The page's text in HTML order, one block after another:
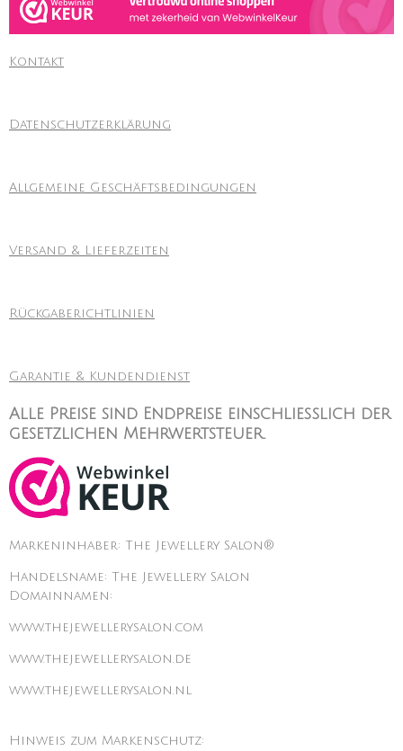
Kontakt
Datenschutzerklärung
Allgemeine Geschäftsbedingungen
Versand & Lieferzeiten
Rückgaberichtlinien
Garantie & Kundendienst
Alle Preise sind Endpreise einschließlich der
gesetzlichen Mehrwertsteuer.
Markeninhaber: The Jewellery Salon®
Handelsname: The Jewellery Salon
Domainnamen:
www.thejewellerysalon.com
www.thejewellerysalon.de
www.thejewellerysalon.nl
Hinweis zum Markenschutz: